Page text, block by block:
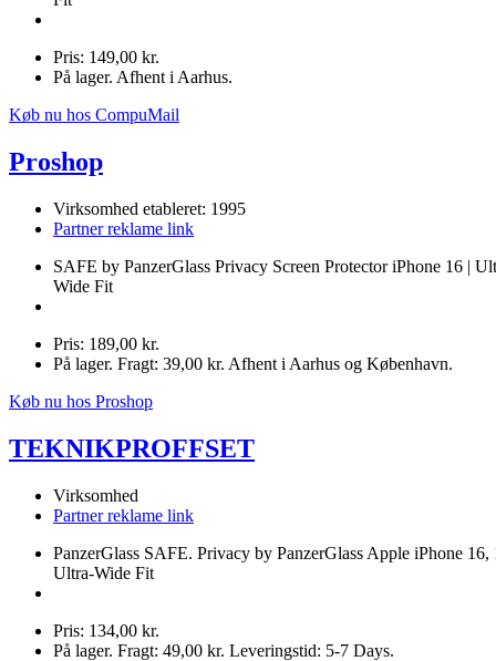
Pris: 149,00 kr.
På lager. Afhent i Aarhus.
Køb nu hos CompuMail
Proshop
Virksomhed etableret: 1995
Partner reklame link
SAFE by PanzerGlass Privacy Screen Protector iPhone 16 |
Wide Fit
Pris: 189,00 kr.
På lager. Fragt: 39,00 kr. Afhent i Aarhus og København.
Køb nu hos Proshop
TEKNIKPROFFSET
Virksomhed
Partner reklame link
PanzerGlass SAFE. Privacy by PanzerGlass Apple iPhone 16,
Ultra-Wide Fit
Pris: 134,00 kr.
På lager. Fragt: 49,00 kr. Leveringstid: 5-7 Days.